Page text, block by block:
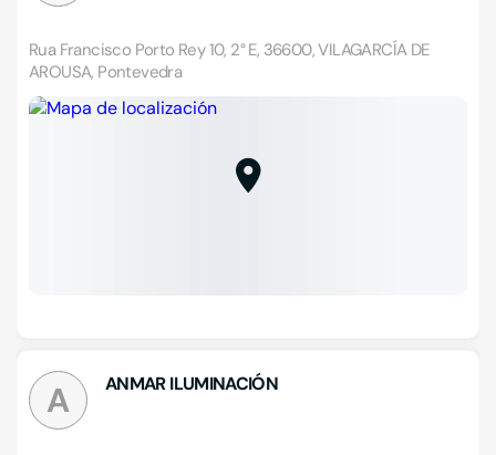
Rua Francisco Porto Rey 10, 2° E, 36600, VILAGARCÍA DE
AROUSA, Pontevedra
A ANMAR ILUMINACIÓN